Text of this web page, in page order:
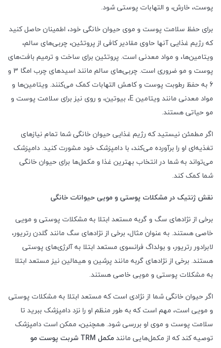
پوست، خارش، و التهابات پوستی شود.
برای حفظ سلامت پوست و موی حیوان خانگی خود، اطمینان حاصل کنید
که رژیم غذایی آنها حاوی مقادیر کافی از پروتئین، چربی‌های سالم،
ویتامین‌ها، و مواد معدنی است. پروتئین برای ساخت و ترمیم بافت‌های
پوست و مو ضروری است. چربی‌های سالم مانند اسیدهای چرب امگا 3 و
6 به حفظ رطوبت پوست و کاهش التهابات کمک می‌کنند. ویتامین‌ها و
مواد معدنی مانند ویتامین E، بیوتین، و روی نیز برای سلامت پوست و
مو حیاتی هستند.
اگر مطمئن نیستید که رژیم غذایی حیوان خانگی شما تمام نیازهای
تغذیه‌ای او را برآورده می‌کند، با دامپزشک خود مشورت کنید. دامپزشک
می‌تواند به شما در انتخاب بهترین غذا و مکمل‌ها برای حیوان خانگی
شما کمک کند.
نقش ژنتیک در مشکلات پوستی و مویی حیوانات خانگی
برخی از نژادهای سگ و گربه مستعد ابتلا به مشکلات پوستی و مویی
خاصی هستند. به عنوان مثال، برخی از نژادهای سگ مانند گلدن رتریور،
لابرادور رتریور، و بولداگ فرانسوی مستعد ابتلا به آلرژی‌های پوستی
هستند. برخی از نژادهای گربه مانند پرشین و هیمالین نیز مستعد ابتلا
به مشکلات پوستی و مویی خاصی هستند.
اگر حیوان خانگی شما از نژادی است که مستعد ابتلا به مشکلات پوستی
و مویی است، مهم است که به طور منظم او را نزد دامپزشک ببرید تا
سلامت پوست و موی او بررسی شود. همچنین، ممکن است دامپزشک
توصیه کند که از مکمل‌هایی مانندمکمل TRM شربت پوست مو